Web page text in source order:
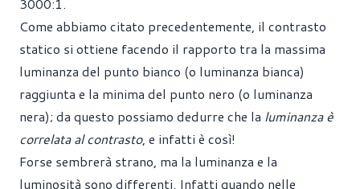
Come abbiamo citato precedentemente, il contrasto
statico si ottiene facendo il rapporto tra la massima
luminanza del punto bianco (o luminanza bianca)
raggiunta e la minima del punto nero (o luminanza
nera); da questo possiamo dedurre che la luminanza è
correlata al contrasto, e infatti è così!
Forse sembrerà strano, ma la luminanza e la
luminosità sono differenti. Infatti quando nelle